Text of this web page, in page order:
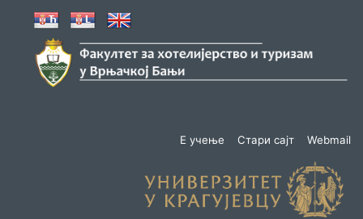
Е учење Стари сајт Webmail